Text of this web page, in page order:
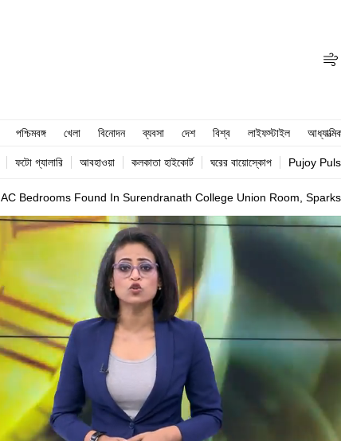
পশ্চিমবঙ্গ খেলা বিনোদন ব্যবসা দেশ বিশ্ব লাইফস্টাইল
ফটো গ্যালারি আবহাওয়া কলকাতা হাইকোর্ট ঘরের বায়োস্কোপ Pujoy
AC Bedrooms Found In Surendranath College Union Room, Sparks